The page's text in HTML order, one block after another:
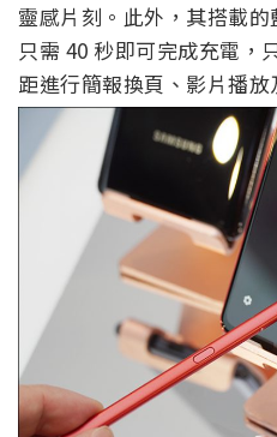
靈感片刻。此外，其搭載的
只需 40 秒即可完成充電，
距進行簡報換頁、影片播放